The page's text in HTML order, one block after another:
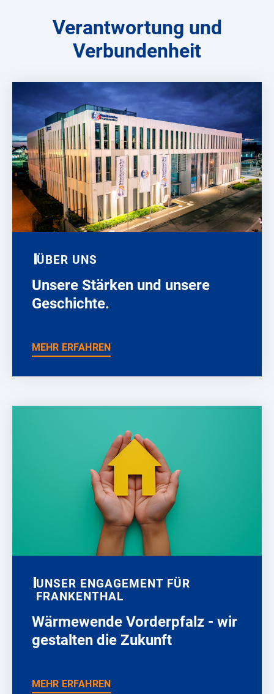
Verantwortung und
Verbundenheit
ÜBER UNS
Unsere Stärken und unsere
Geschichte.
MEHR ERFAHREN
UNSER ENGAGEMENT FÜR
FRANKENTHAL
Wärmewende Vorderpfalz - wir
gestalten die Zukunft
MEHR ERFAHREN